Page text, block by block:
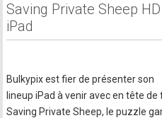
Saving Private Sheep
iPad
Bulkypix est fier de présenter son
lineup iPad à venir avec en tête de
Saving Private Sheep, le puzzle